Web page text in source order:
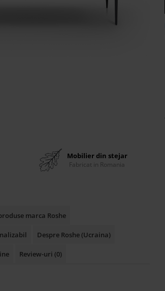
Mobilier din stejar
Fabricat in Romania
marca Roshe
Despre Roshe (Ucraina)
Review-uri (0)